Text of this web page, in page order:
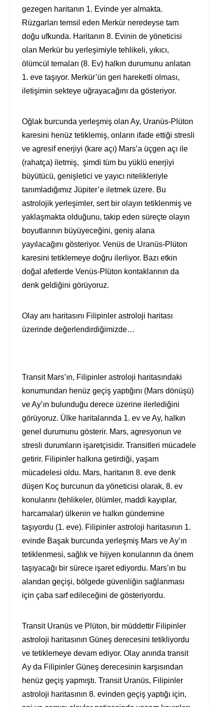
gezegen haritanın 1. Evinde yer almakta.
Rüzgarları temsil eden Merkür neredeyse tam
doğu ufkunda. Haritanın 8. Evinin de yöneticisi
olan Merkür bu yerleşimiyle tehlikeli, yıkıcı,
ölümcül temaları (8. Ev) halkın durumunu anlatan
1. eve taşıyor. Merkür’ün geri hareketli olması,
iletişimin sekteye uğrayacağını da gösteriyor.
Oğlak burcunda yerleşmiş olan Ay, Uranüs-Plüton
karesini henüz tetiklemiş, onların ifade ettiği stresli
ve agresif enerjiyi (kare açı) Mars’a üçgen açı ile
(rahatça) iletmiş, şimdi tüm bu yüklü enerjiyi
büyütücü, genişletici ve yayıcı nitelikleriyle
tanımladığımız Jüpiter’e iletmek üzere. Bu
astrolojik yerleşimler, sert bir olayın tetiklenmiş ve
yaklaşmakta olduğunu, takip eden süreçte olayın
boyutlarının büyüyeceğini, geniş alana
yayılacağını gösteriyor. Venüs de Uranüs-Plüton
karesini tetiklemeye doğru ilerliyor. Bazı etkin
doğal afetlerde Venüs-Plüton kontaklarının da
denk geldiğini görüyoruz.
Olay anı haritasını Filipinler astroloji haritası
üzerinde değerlendirdiğimizde…
Transit Mars’ın, Filipinler astroloji haritasındaki
konumundan henüz geçiş yaptığını (Mars dönüşü)
ve Ay’ın bulunduğu derece üzerine ilerlediğini
görüyoruz. Ülke haritalarında 1. ev ve Ay, halkın
genel durumunu gösterir. Mars, agresyonun ve
stresli durumların işaretçisidir. Transitleri mücadele
getirir. Filipinler halkına getirdiği, yaşam
mücadelesi oldu. Mars, haritanın 8. eve denk
düşen Koç burcunun da yöneticisi olarak, 8. ev
konularını (tehlikeler, ölümler, maddi kayıplar,
harcamalar) ülkenin ve halkın gündemine
taşıyordu (1. eve). Filipinler astroloji haritasının 1.
evinde Başak burcunda yerleşmiş Mars ve Ay’ın
tetiklenmesi, sağlık ve hijyen konularının da önem
taşıyacağı bir sürece işaret ediyordu. Mars’ın bu
alandan geçişi, bölgede güvenliğin sağlanması
için çaba sarf edileceğini de gösteriyordu.
Transit Uranüs ve Plüton, bir müddettir Filipinler
astroloji haritasının Güneş derecesini tetikliyordu
ve tetiklemeye devam ediyor. Olay anında transit
Ay da Filipinler Güneş derecesinin karşısından
henüz geçiş yapmıştı. Transit Uranüs, Filipinler
astroloji haritasının 8. evinden geçiş yaptığı için,